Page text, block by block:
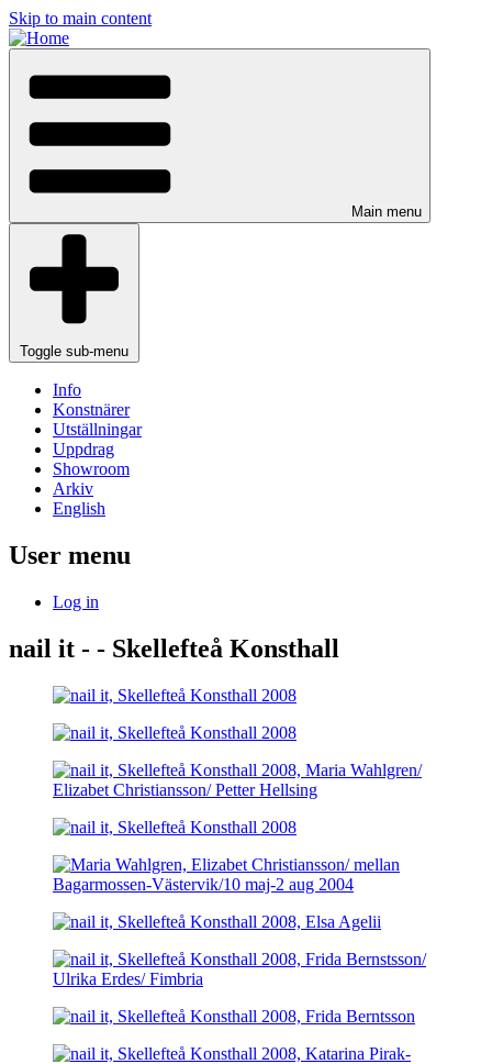
Skip to main content
Main menu
Toggle sub-menu
Info
Konstnärer
Utställningar
Uppdrag
Showroom
Arkiv
English
User menu
Log in
nail it - - Skellefteå Konsthall